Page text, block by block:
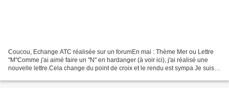
Coucou, Echange ATC réalisée sur un forumEn mai : Thème Mer ou Lettre
"M"Comme j'ai aimé faire un "N" en hardanger (à voir ici), j'ai réalisé une
nouvelle lettre.Cela change du point de croix et le rendu est sympa Je suis